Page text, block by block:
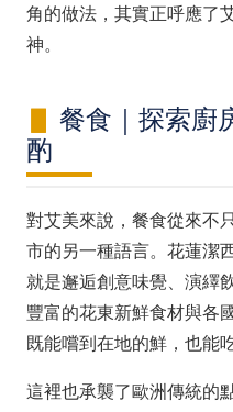
角的做法，其實正呼應了
神。
餐食｜探索廚
酌
對艾美來說，餐食從來不
市的另一種語言。花蓮潔
就是邂逅創意味覺、演繹
豐富的花東新鮮食材與各
既能嚐到在地的鮮，也能
這裡也承襲了歐洲傳統的